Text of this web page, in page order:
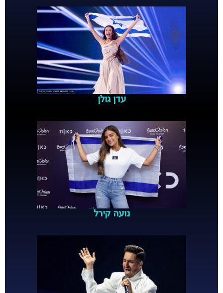
עדן גולן
נועה קירל